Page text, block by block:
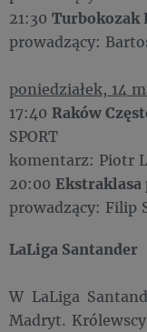
21:30 Turbokozak
prowadzący:
poniedziałek, 14
17:40 Raków
SPORT
komentarz: Piotr
20:00 Ekstraklasa
prowadzący: Filip
LaLiga Santander
W LaLiga
Madryt.